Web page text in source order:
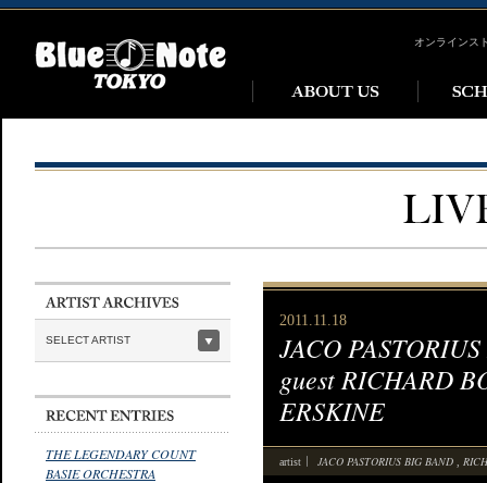
オンラインス
SELECT ARTIST
THE LEGENDARY COUNT
BASIE ORCHESTRA
2011.11.18
JACO
guest RICHARD
ERSKINE
artist JACO PASTORIUS BIG BAND